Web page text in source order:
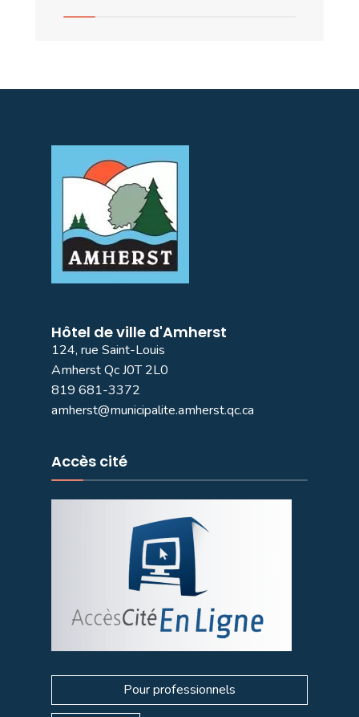
Hôtel de ville d'Amherst
124, rue Saint-Louis
Amherst Qc J0T 2L0
819 681-3372
amherst@municipalite.amherst.qc.ca
Accès cité
Pour professionnels